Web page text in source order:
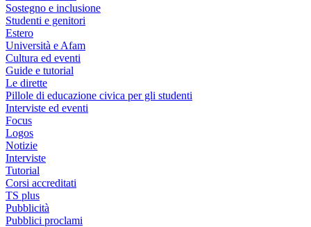
Sostegno e inclusione
Studenti e genitori
Estero
Università e Afam
Cultura ed eventi
Guide e tutorial
Le dirette
Pillole di educazione civica per gli studenti
Interviste ed eventi
Focus
Logos
Notizie
Interviste
Tutorial
Corsi accreditati
TS plus
Pubblicità
Pubblici proclami